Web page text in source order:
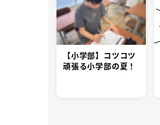
【小学部】コツコツ
頑張る小学部の夏！